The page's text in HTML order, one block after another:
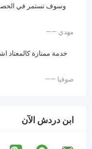
وسوف تستمر في
—— مهدي
خدمة ممتازة كالمعتاد
—— صوفيا
ابن دردش الآن